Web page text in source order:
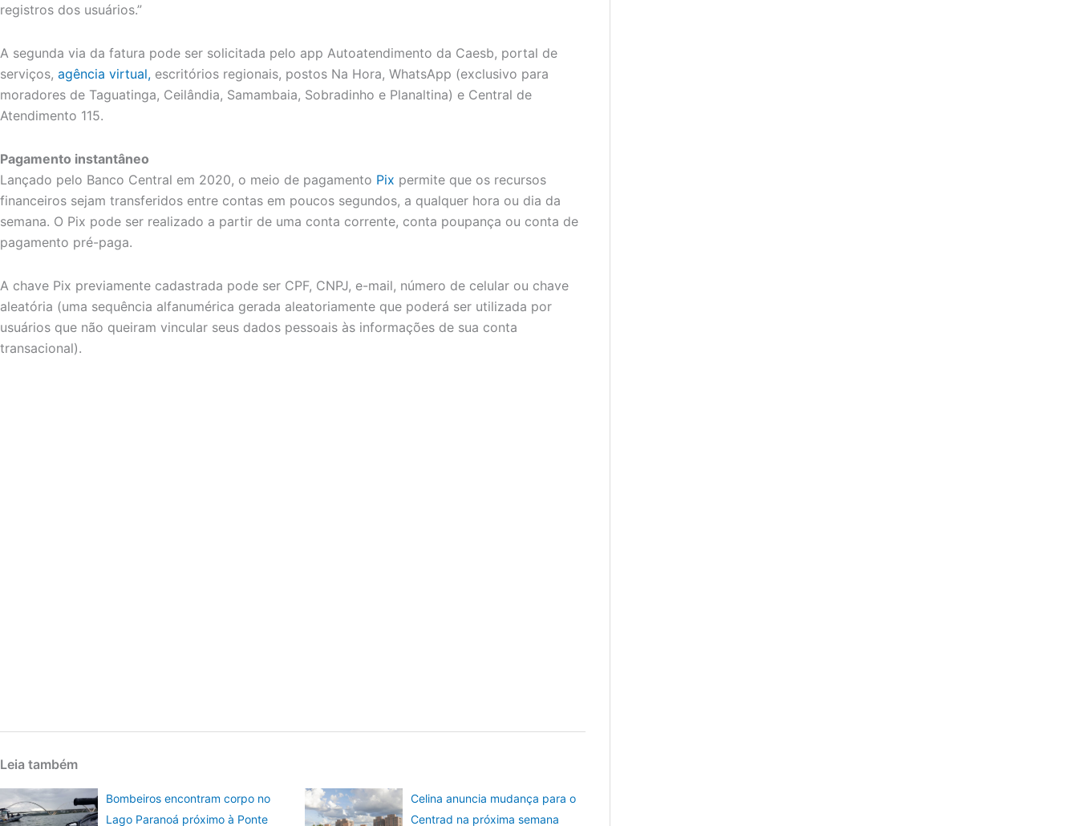
registros dos usuários.”
A segunda via da fatura pode ser solicitada pelo app Autoatendimento da Caesb, portal de
serviços, agência virtual, escritórios regionais, postos Na Hora, WhatsApp (exclusivo para
moradores de Taguatinga, Ceilândia, Samambaia, Sobradinho e Planaltina) e Central de
Atendimento 115.
Pagamento instantâneo
Lançado pelo Banco Central em 2020, o meio de pagamento Pix permite que os recursos
financeiros sejam transferidos entre contas em poucos segundos, a qualquer hora ou dia da
semana. O Pix pode ser realizado a partir de uma conta corrente, conta poupança ou conta de
pagamento pré-paga.
A chave Pix previamente cadastrada pode ser CPF, CNPJ, e-mail, número de celular ou chave
aleatória (uma sequência alfanumérica gerada aleatoriamente que poderá ser utilizada por
usuários que não queiram vincular seus dados pessoais às informações de sua conta
transacional).
Leia também
Bombeiros encontram corpo no
Lago Paranoá próximo à Ponte
Celina anuncia mudança para o
Centrad na próxima semana